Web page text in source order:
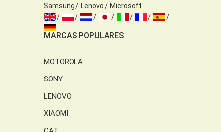
Samsung
Lenovo Microsoft
MARCAS POPULARES
MOTOROLA
SONY
LENOVO
XIAOMI